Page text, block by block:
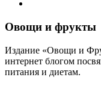
Виджеты
Овощи и фрукты
Издание «Овощи и
интернет блогом
питания и диетам.